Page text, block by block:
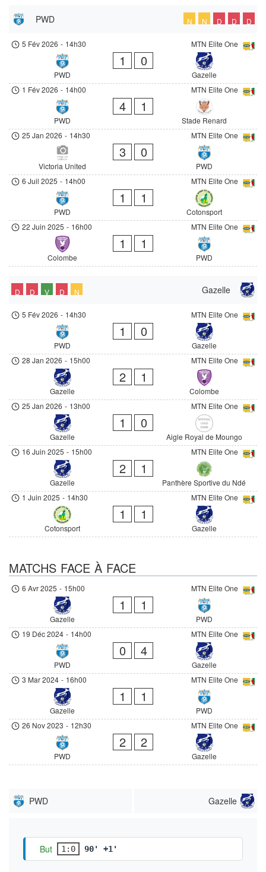
PWD N N D D D
MTN Elite One
5 Fév 2026 - 14h30
PWD
1 0
Gazelle
MTN Elite One
1 Fév 2026 - 14h00
PWD
4 1
Stade Renard
MTN Elite One
25 Jan 2026 - 14h30
Victoria United
3 0
PWD
MTN Elite One
6 Juil 2025 - 14h00
PWD
1 1
Cotonsport
MTN Elite One
22 Juin 2025 - 16h00
Colombe
1 1
PWD
Gazelle
D D V D N
MTN Elite One
5 Fév 2026 - 14h30
PWD
1 0
Gazelle
MTN Elite One
28 Jan 2026 - 15h00
Gazelle
2 1
Colombe
MTN Elite One
25 Jan 2026 - 13h00
Gazelle
1 0
Aigle Royal de Moungo
MTN Elite One
16 Juin 2025 - 15h00
Gazelle
2 1
Panthère Sportive du Ndé
MTN Elite One
1 Juin 2025 - 14h30
Cotonsport
1 1
Gazelle
MATCHS FACE À FACE
MTN Elite One
6 Avr 2025 - 15h00
Gazelle
1 1
PWD
MTN Elite One
19 Déc 2024 - 14h00
PWD
0 4
Gazelle
MTN Elite One
3 Mar 2024 - 16h00
Gazelle
1 1
PWD
MTN Elite One
26 Nov 2023 - 12h30
PWD
2 2
Gazelle
PWD Gazelle
But 1:0 90' +1'